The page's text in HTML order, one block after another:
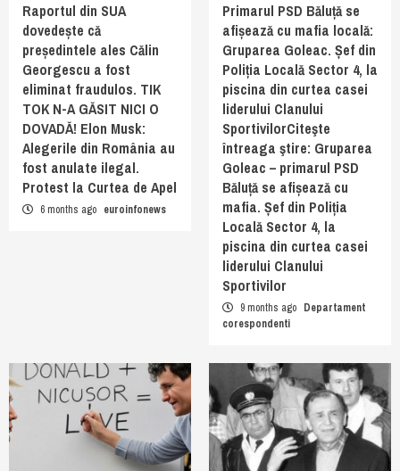
Raportul din SUA
dovedește că
președintele ales Călin
Georgescu a fost
eliminat fraudulos. TIK
TOK N-A GĂSIT NICI O
DOVADĂ! Elon Musk:
Alegerile din România au
fost anulate ilegal.
Protest la Curtea de Apel
6 months ago euroinfonews
Primarul PSD Băluță se
afișează cu mafia locală:
Gruparea Goleac. Șef din
Poliția Locală Sector 4, la
piscina din curtea casei
liderului Clanului
SportivilorCiteşte
întreaga ştire: Gruparea
Goleac – primarul PSD
Băluță se afișează cu
mafia. Șef din Poliția
Locală Sector 4, la
piscina din curtea casei
liderului Clanului
Sportivilor
9 months ago Departament
corespondenti